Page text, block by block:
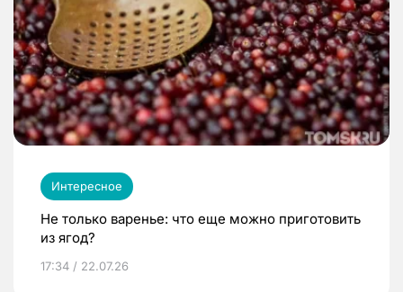
Интересное
Не только варенье: что еще можно приготовить
из ягод?
17:34 / 22.07.26